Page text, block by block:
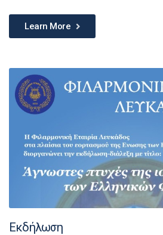
Learn More
Εκδήλωση